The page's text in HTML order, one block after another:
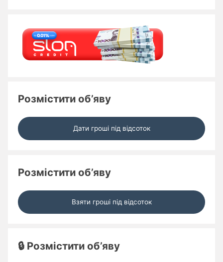
Розмістити об’яву
Дати гроші під відсоток
Розмістити об’яву
Взяти гроші під відсоток
🔒 Розмістити об’яву